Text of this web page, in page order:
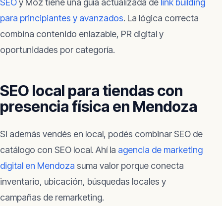
SEOy Moz tiene una guía actualizada de link building
para principiantes y avanzados. La lógica correcta
combina contenido enlazable, PR digital y
oportunidades por categoría.
SEO local para tiendas con
presencia física en Mendoza
Si además vendés en local, podés combinar SEO de
catálogo con SEO local. Ahí la agencia de marketing
digital en Mendoza suma valor porque conecta
inventario, ubicación, búsquedas locales y
campañas de remarketing.